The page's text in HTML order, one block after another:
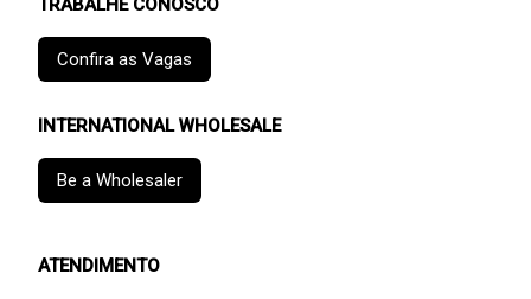
TRABALHE CONOSCO
Confira as Vagas
INTERNATIONAL WHOLESALE
Be a Wholesaler
ATENDIMENTO